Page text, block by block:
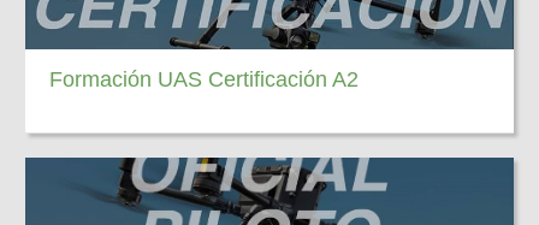
Formación UAS Certificación A2